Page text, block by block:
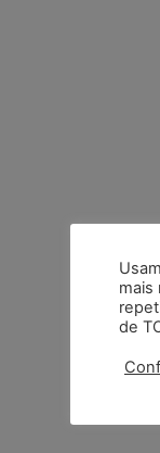
mais
de